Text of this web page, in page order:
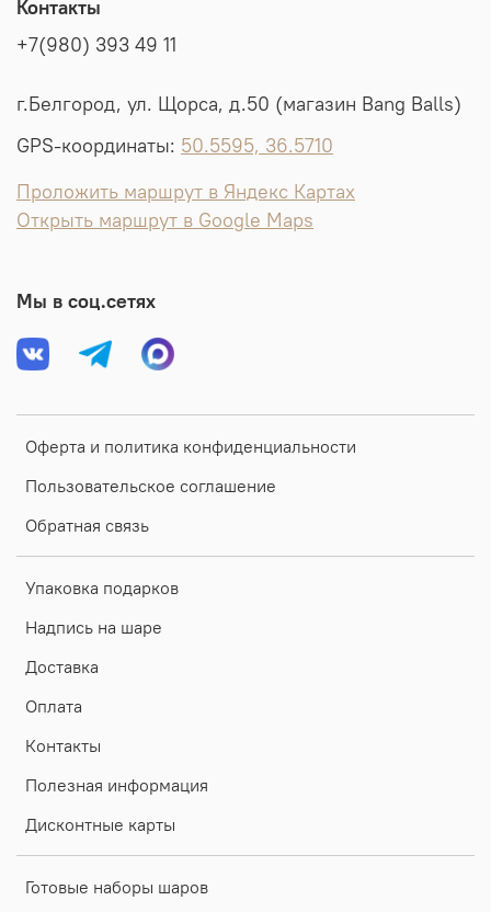
Оферта и политика конфиденциальности
Пользовательское соглашение
Обратная связь
Упаковка подарков
Надпись на шаре
Доставка
Оплата
Контакты
Полезная информация
Дисконтные карты
Готовые наборы шаров
Контакты
+7(980) 393 49 11
г.Белгород, ул. Щорса, д.50 (магазин Bang Balls)
GPS-координаты: 50.5595, 36.5710
Проложить маршрут в Яндекс Картах
Открыть маршрут в Google Maps
Мы в соц.сетях